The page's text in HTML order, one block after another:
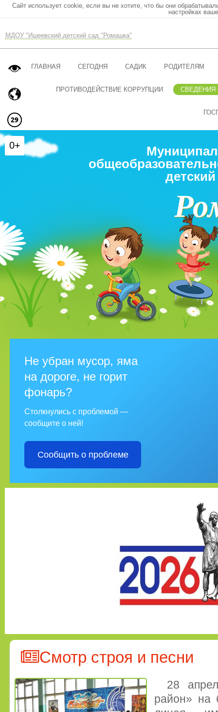
Сайт использует cookie, если вы не хотите, что бы они
настройках
МДОУ "Ишеевский детский сад "Ромашка"
ГЛАВНАЯ СЕГОДНЯ САДИК РОДИТЕЛЯМ
ПРОТИВОДЕЙСТВИЕ КОРРУПЦИИ СВЕДЕНИЯ
Не убран мусор, яма
на дороге, не горит
фонарь?
Столкнулись с проблемой —
сообщите о ней!
Сообщить о проблеме
Смотр строя и песни
28
район» на
0+